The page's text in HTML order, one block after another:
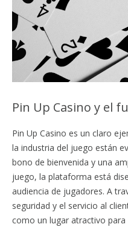
Pin Up Casino y el
Pin Up Casino es un claro
la industria del juego están
bono de bienvenida y una
juego, la plataforma está
audiencia de jugadores. A
seguridad y el servicio al
como un lugar atractivo